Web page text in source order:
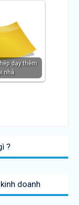
dạy thêm
nhà
?
doanh